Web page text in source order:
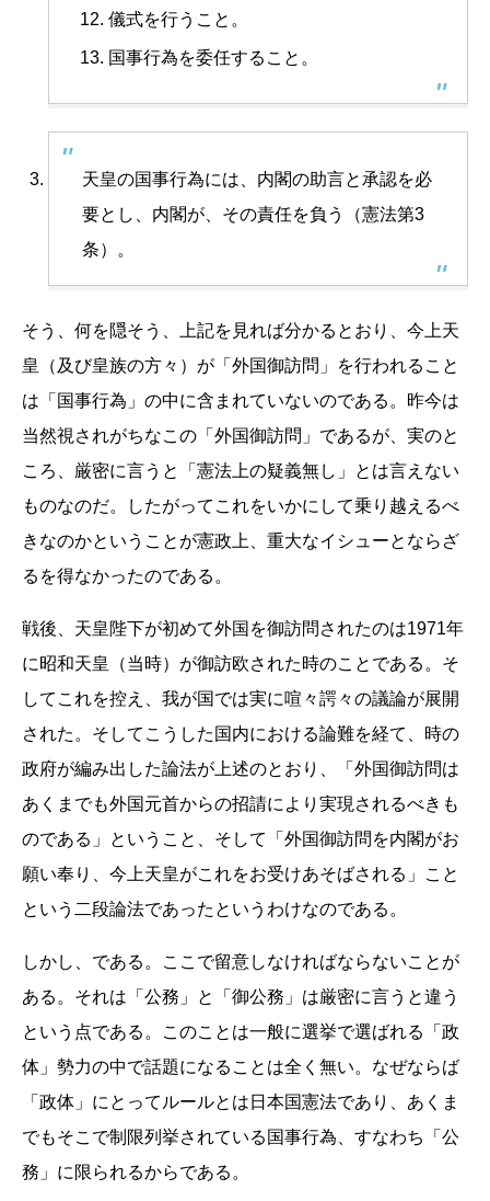
儀式を行うこと。
国事行為を委任すること。
天皇の国事行為には、内閣の助言と承認を必
要とし、内閣が、その責任を負う（憲法第3
条）。
そう、何を隠そう、上記を見れば分かるとおり、今上天
皇（及び皇族の方々）が「外国御訪問」を行われること
は「国事行為」の中に含まれていないのである。昨今は
当然視されがちなこの「外国御訪問」であるが、実のと
ころ、厳密に言うと「憲法上の疑義無し」とは言えない
ものなのだ。したがってこれをいかにして乗り越えるべ
きなのかということが憲政上、重大なイシューとならざ
るを得なかったのである。
戦後、天皇陛下が初めて外国を御訪問されたのは1971年
に昭和天皇（当時）が御訪欧された時のことである。そ
してこれを控え、我が国では実に喧々諤々の議論が展開
された。そしてこうした国内における論難を経て、時の
政府が編み出した論法が上述のとおり、「外国御訪問は
あくまでも外国元首からの招請により実現されるべきも
のである」ということ、そして「外国御訪問を内閣がお
願い奉り、今上天皇がこれをお受けあそばされる」こと
という二段論法であったというわけなのである。
しかし、である。ここで留意しなければならないことが
ある。それは「公務」と「御公務」は厳密に言うと違う
という点である。このことは一般に選挙で選ばれる「政
体」勢力の中で話題になることは全く無い。なぜならば
「政体」にとってルールとは日本国憲法であり、あくま
でもそこで制限列挙されている国事行為、すなわち「公
務」に限られるからである。